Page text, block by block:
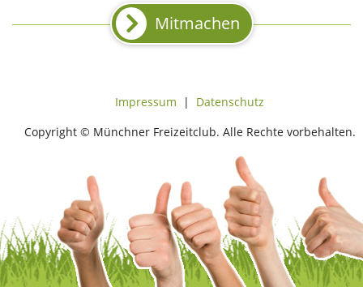
Mitmachen
Impressum | Datenschutz
Copyright © Münchner Freizeitclub. Alle Rechte vorbehalten.